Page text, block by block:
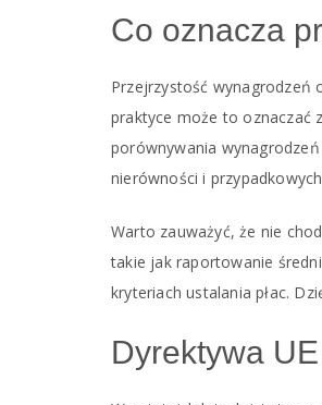
Co oznacza
Przejrzystość wynagrodzeń
praktyce może to oznaczać
porównywania
nierówności i
Warto zauważyć, że nie
takie jak raportowanie
kryteriach ustalania płac.
Dyrektywa